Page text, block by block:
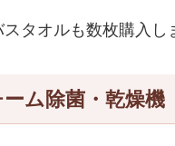
タオルも数枚購入し
ム除菌・乾燥機